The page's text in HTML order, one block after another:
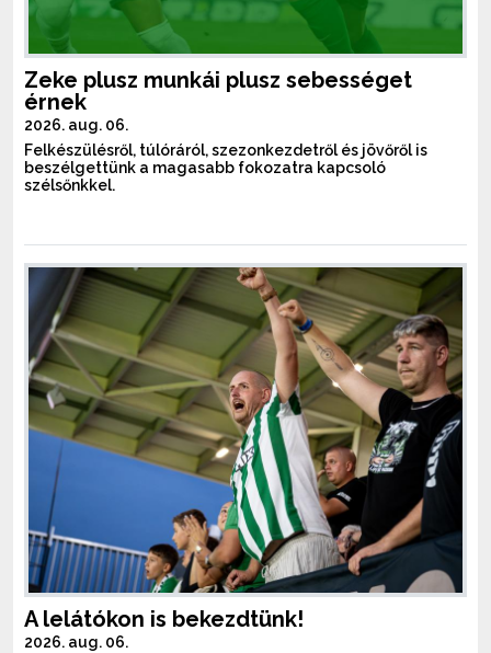
Zeke plusz munkái plusz sebességet
érnek
2026. aug. 06.
Felkészülésről, túlóráról, szezonkezdetről és jövőről is
beszélgettünk a magasabb fokozatra kapcsoló
szélsőnkkel.
A lelátókon is bekezdtünk!
2026. aug. 06.